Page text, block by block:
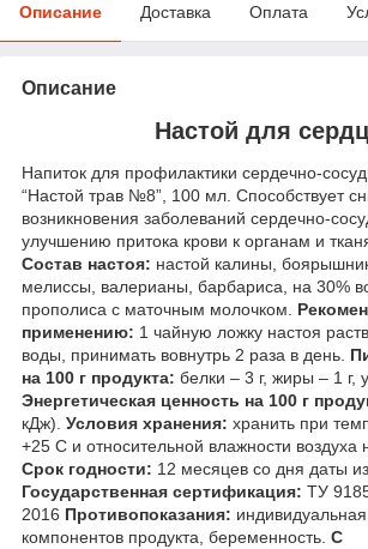
Описание Доставка Оплата
Описание
Настой для
Напиток для профилактики сердечно-
“Настой трав №8”, 100 мл. Способствует
возникновения заболеваний сердечно-
улучшению притока крови к органам и
Состав настоя: настой калины,
мелиссы, валерианы, барбариса, на 30%
прополиса с маточным молочком.
применению: 1 чайную ложку настоя
воды, принимать вовнутрь 2 раза в день.
на 100 г продукта: белки – 3 г, жиры – 1 г,
Энергетическая ценность на 100 г
кДж). Условия хранения: хранить при
+25 С и относительной влажности воздуха
Срок годности: 12 месяцев со дня даты
Государственная сертификация: ТУ
2016 Противопоказания:
компонентов продукта, беременность. С